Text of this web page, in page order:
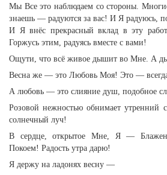
Мы Все это наблюдаем со стороны.
знаешь — радуются за вас! И Я радуюсь,
И Я внёс прекрасный вклад в эту
Горжусь этим, радуясь вместе с вами!
Ощути, что всё живое дышит во Мне. А
Весна же — это Любовь Моя! Это —
А любовь — это слияние душ, подобное
Розовой нежностью обнимает утренний
солнечный луч!
В сердце, открытое Мне, Я —
Покоем! Радость утра дарю!
Я держу на ладонях весну —